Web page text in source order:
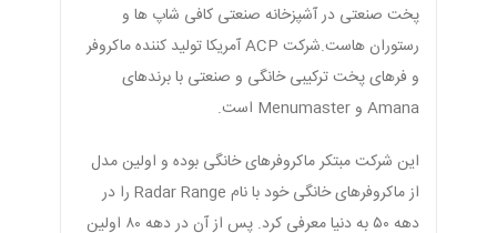
پخت صنعتی در آشپزخانه صنعتی کافی شاپ ها و
رستوران هاست.شرکت ACP آمریکا تولید کننده ماکروفر
و فرهای پخت ترکیبی خانگی و صنعتی با برندهای
Amana و Menumaster است.
این شرکت مبتکر ماکروفرهای خانگی بوده و اولین مدل
از ماکروفرهای خانگی خود با نام Radar Range را در
دهه ۵۰ به دنیا معرفی کرد. پس از آن در دهه ۸۰ اولین